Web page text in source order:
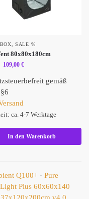
,SALE %
80x80x180cm
109,00 €
gemäß
ca. 4-7 Werktage
In den Warenkorb
Q100+ · Pure
Plus 60x60x140